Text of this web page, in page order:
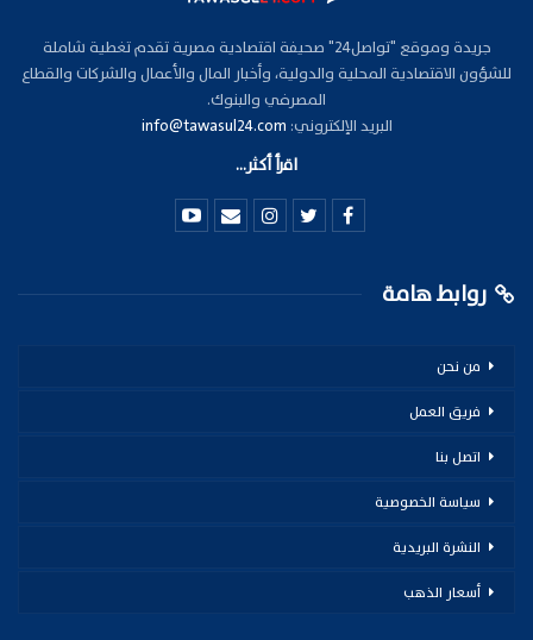
جريدة وموقع "تواصل24" صحيفة اقتصادية مصرية تقدم تغطية شاملة
للشؤون الاقتصادية المحلية والدولية، وأخبار المال والأعمال والشركات والقطاع
المصرفي والبنوك.
البريد الإلكتروني: info@tawasul24.com
اقرأ أكثر...
روابط هامة
من نحن
فريق العمل
اتصل بنا
سياسة الخصوصية
النشرة البريدية
أسعار الذهب